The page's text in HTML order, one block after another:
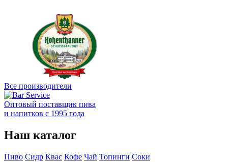
Все производители
Оптовый поставщик пива
и напитков с 1995 года
Наш каталог
Пиво Сидр Квас Кофе Чай Топинги Соки